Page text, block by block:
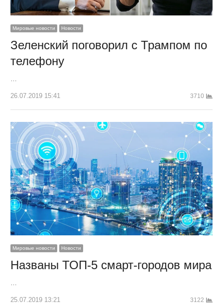
Мировые новости Новости
Зеленский поговорил с Трампом по
телефону
…
26.07.2019 15:41 3710
Мировые новости Новости
Названы ТОП-5 смарт-городов мира
25.07.2019 13:21 3122